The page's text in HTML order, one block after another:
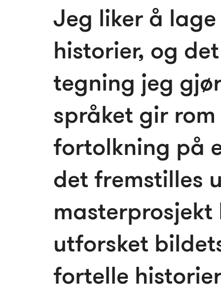
Jeg liker å
historier, og
tegning jeg
språket gir
fortolkning på
det fremstilles
utforsket
fortelle